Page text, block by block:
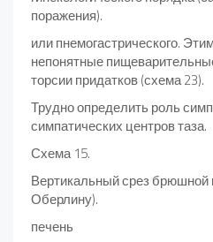
поражения).
или пнемогастрического.
непонятные
торсии придатков (схема 23).
Трудно определить роль
симпатических центров таза.
Схема 15.
Вертикальный срез брюшной
Оберлину).
печень